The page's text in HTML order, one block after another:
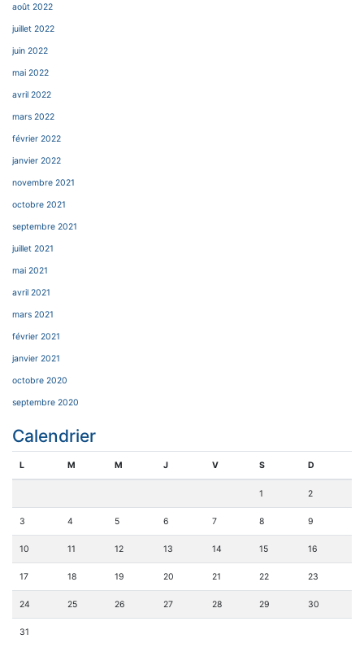
août 2022
juillet 2022
juin 2022
mai 2022
avril 2022
mars 2022
février 2022
janvier 2022
novembre 2021
octobre 2021
septembre 2021
juillet 2021
mai 2021
avril 2021
mars 2021
février 2021
janvier 2021
octobre 2020
septembre 2020
Calendrier
L M M J V S D
1 2
3 4 5 6 7 8 9
10 11 12 13 14 15 16
17 18 19 20 21 22 23
24 25 26 27 28 29 30
31